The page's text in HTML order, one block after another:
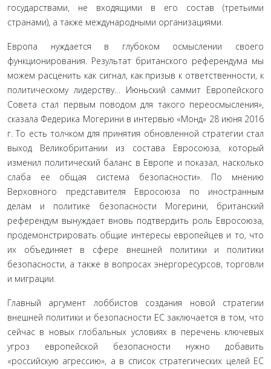
государствами, не входящими в его состав (третьими
странами), а также международными организациями.
Европа нуждается в глубоком осмыслении своего
функционирования. Результат британского референдума мы
можем расценить как сигнал, как призыв к ответственности, к
политическому лидерству… Июньский саммит Европейского
Совета стал первым поводом для такого переосмысления»,
сказала Федерика Могерини в интервью «Монд» 28 июня 2016
г. То есть толчком для принятия обновленной стратегии стал
выход Великобритании из состава Евросоюза, который
изменил политический баланс в Европе и показал, насколько
слаба ее общая система безопасности». По мнению
Верховного представителя Евросоюза по иностранным
делам и политике безопасности Могерини, британский
референдум вынуждает вновь подтвердить роль Евросоюза,
продемонстрировать общие интересы европейцев и то, что
их объединяет в сфере внешней политики и политики
безопасности, а также в вопросах энергоресурсов, торговли
и миграции.
Главный аргумент лоббистов создания новой стратегии
внешней политики и безопасности ЕС заключается в том, что
сейчас в новых глобальных условиях в перечень ключевых
угроз европейской безопасности нужно добавить
«российскую агрессию», а в список стратегических целей ЕС